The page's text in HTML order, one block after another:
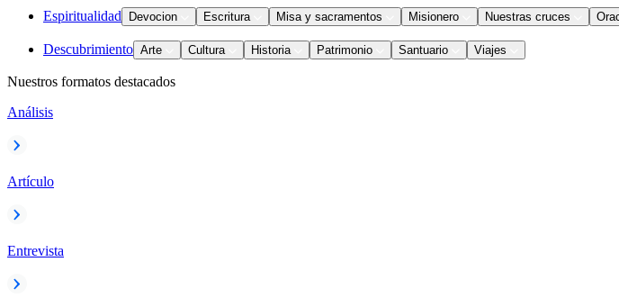
Espiritualidad Devocion Escritura Misa y sacramentos Misionero Nuestras cruces
Descubrimiento Arte Cultura Historia Patrimonio Santuario Viajes
Nuestros formatos destacados
Análisis
Artículo
Entrevista